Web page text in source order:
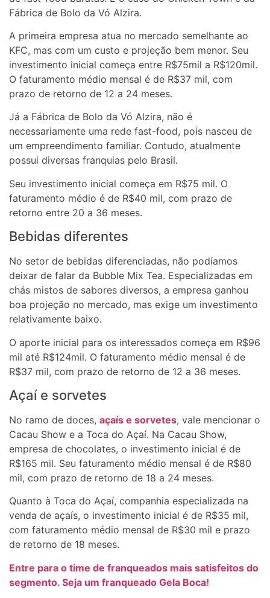
Fábrica de Bolo da Vó Alzira.
A primeira empresa atua no mercado semelhante ao
KFC, mas com um custo e projeção bem menor. Seu
investimento inicial começa entre R$75mil a R$120mil.
O faturamento médio mensal é de R$37 mil, com
prazo de retorno de 12 a 24 meses.
Já a Fábrica de Bolo da Vó Alzira, não é
necessariamente uma rede fast-food, pois nasceu de
um empreendimento familiar. Contudo, atualmente
possui diversas franquias pelo Brasil.
Seu investimento inicial começa em R$75 mil. O
faturamento médio é de R$40 mil, com prazo de
retorno entre 20 a 36 meses.
Bebidas diferentes
No setor de bebidas diferenciadas, não podíamos
deixar de falar da Bubble Mix Tea. Especializadas em
chás mistos de sabores diversos, a empresa ganhou
boa projeção no mercado, mas exige um investimento
relativamente baixo.
O aporte inicial para os interessados começa em R$96
mil até R$124mil. O faturamento médio mensal é de
R$37 mil, com prazo de retorno de 12 a 36 meses.
Açaí e sorvetes
No ramo de doces, açaís e sorvetes, vale mencionar o
Cacau Show e a Toca do Açaí. Na Cacau Show,
empresa de chocolates, o investimento inicial é de
R$165 mil. Seu faturamento médio mensal é de R$80
mil, com prazo de retorno de 18 a 24 meses.
Quanto à Toca do Açaí, companhia especializada na
venda de açaís, o investimento inicial é de R$35 mil,
com faturamento médio mensal de R$30 mil e prazo
de retorno de 18 meses.
Entre para o time de franqueados mais satisfeitos do
segmento. Seja um franqueado Gela Boca!